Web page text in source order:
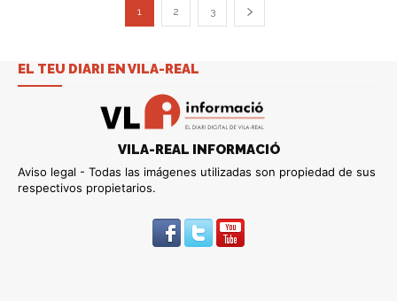
1 2 3
EL TEU DIARI EN VILA-REAL
VILA-REAL INFORMACIÓ
Aviso legal - Todas las imágenes utilizadas son propiedad de sus
respectivos propietarios.